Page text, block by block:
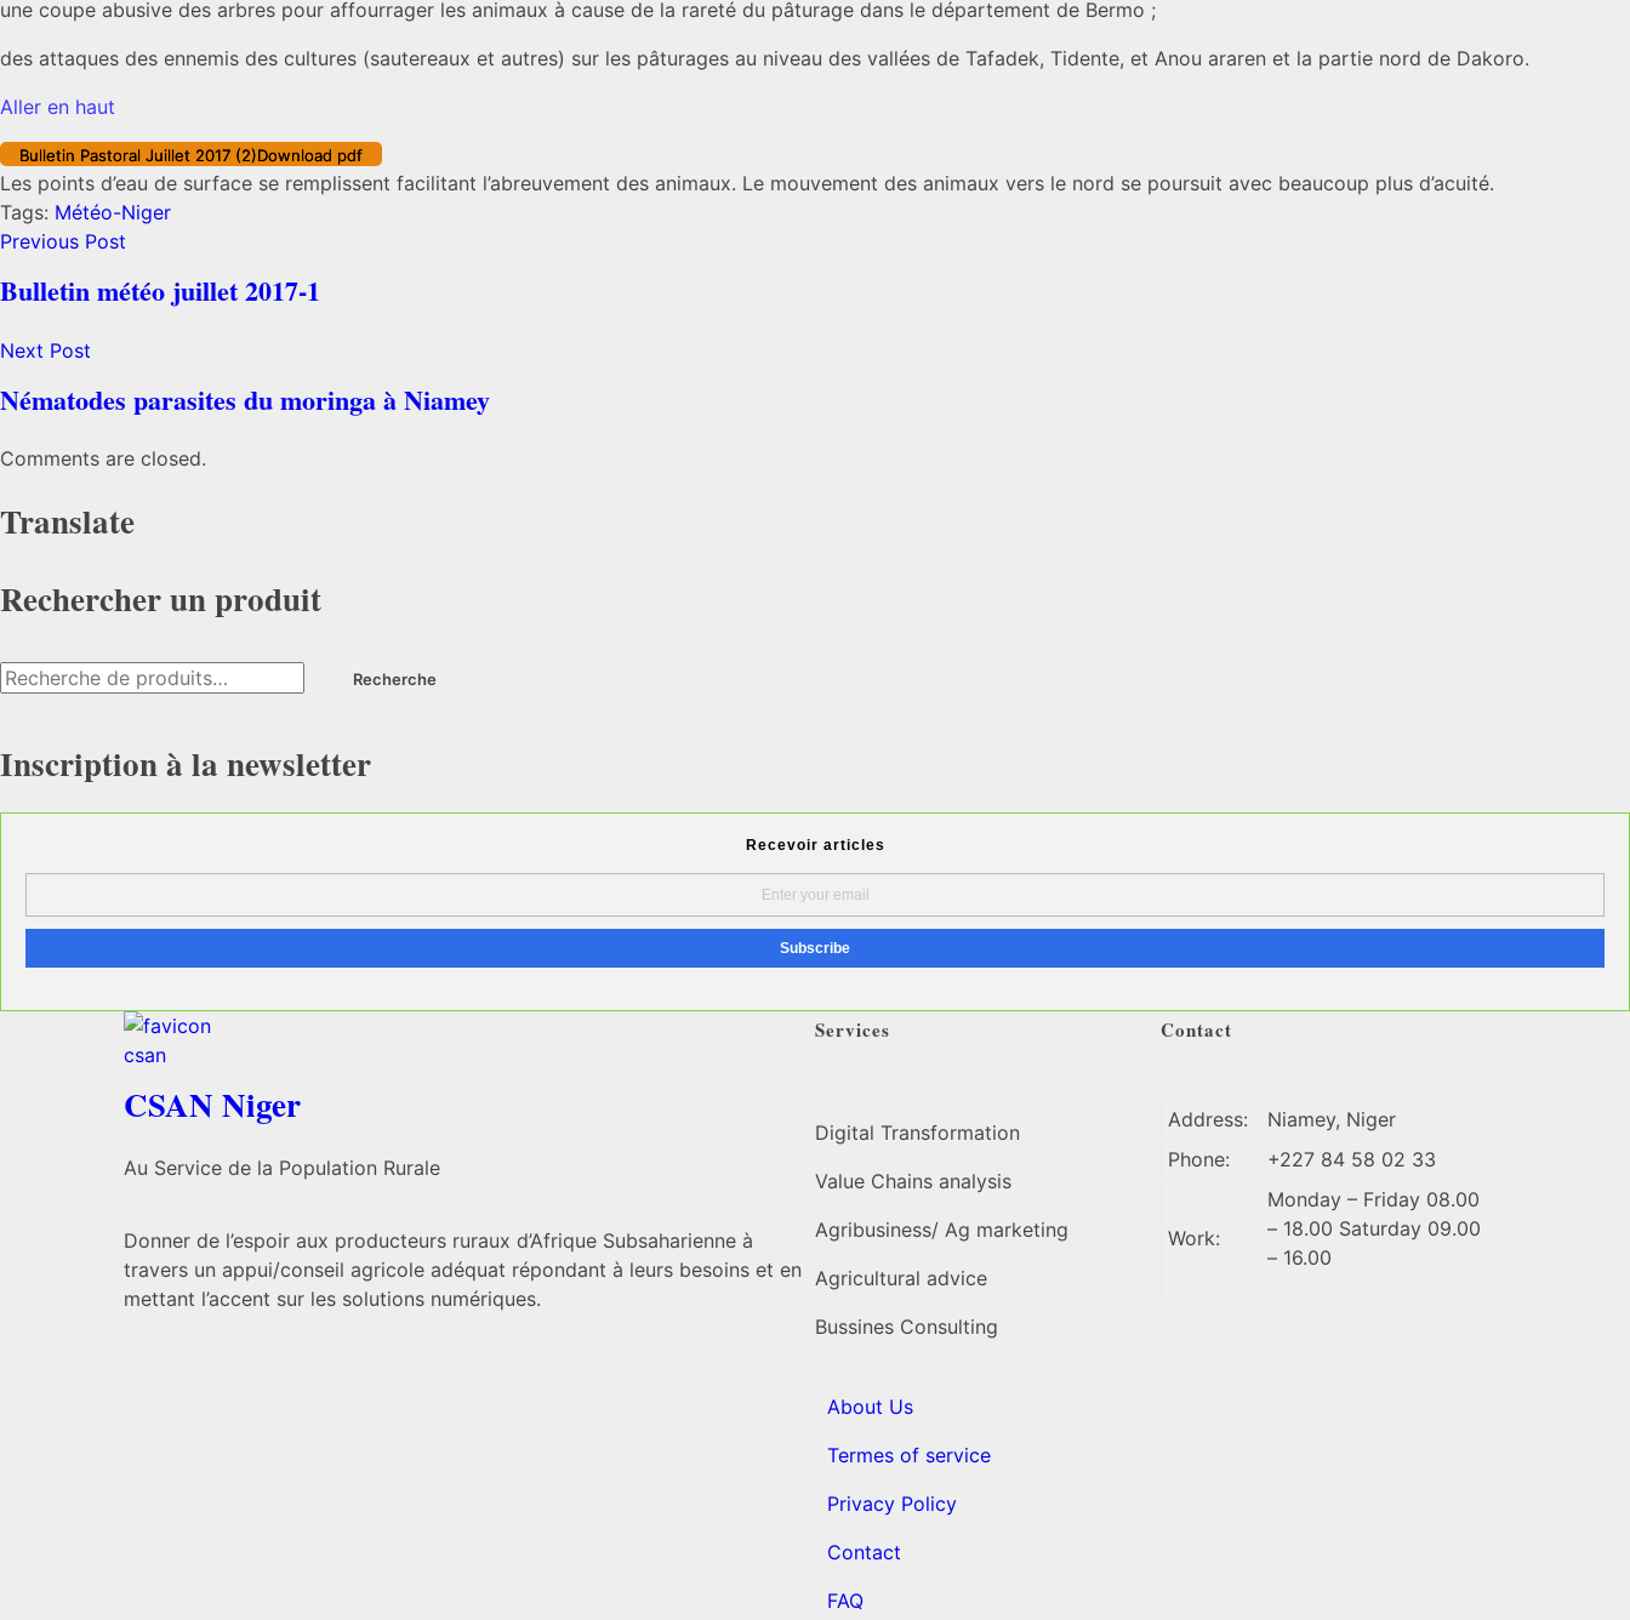
une coupe abusive des arbres pour affourrager les animaux à cause de la rareté du pâturage dans le département de Bermo ;
des attaques des ennemis des cultures (sautereaux et autres) sur les pâturages au niveau des vallées de Tafadek, Tidente, et Anou araren et la partie nord de Dakoro.
Aller en haut
Bulletin Pastoral Juillet 2017 (2)Download pdf
Les points d’eau de surface se remplissent facilitant l’abreuvement des animaux. Le mouvement des animaux vers le nord se poursuit avec beaucoup plus d’acuité.
Tags: Météo-Niger
Previous Post
Bulletin météo juillet 2017-1
Next Post
Nématodes parasites du moringa à Niamey
Comments are closed.
Translate
Rechercher un produit
Recherche
Inscription à la newsletter
Recevoir articles
CSAN Niger
Au Service de la Population Rurale
Donner de l’espoir aux producteurs ruraux d’Afrique Subsaharienne à
travers un appui/conseil agricole adéquat répondant à leurs besoins et en
mettant l’accent sur les solutions numériques.
Services
Digital Transformation
Value Chains analysis
Agribusiness/ Ag marketing
Agricultural advice
Bussines Consulting
Contact
Address:
Niamey, Niger
Phone:
+227 84 58 02 33
Work:
Monday – Friday 08.00
– 18.00 Saturday 09.00
– 16.00
About Us
Termes of service
Privacy Policy
Contact
FAQ